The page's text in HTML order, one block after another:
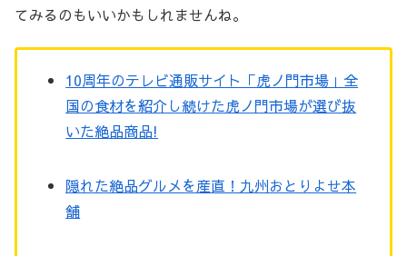
てみるのもいいかもしれませんね。
10周年のテレビ通販サイト「虎ノ門市場」全
国の食材を紹介し続けた虎ノ門市場が選び抜
いた絶品商品!
隠れた絶品グルメを産直！九州おとりよせ本
舗